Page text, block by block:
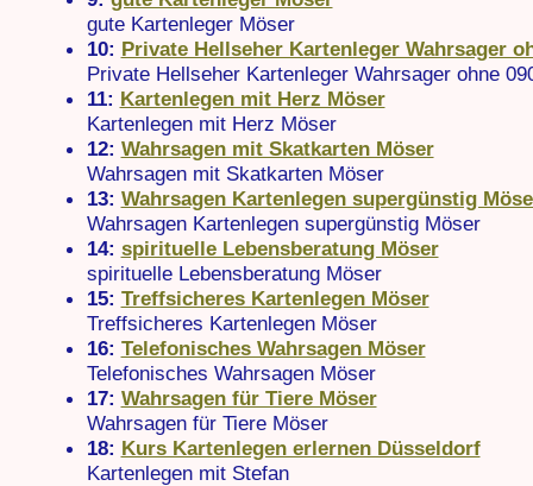
gute Kartenleger Möser
10: Private Hellseher Kartenleger Wahrsager
Private Hellseher Kartenleger Wahrsager ohne
11: Kartenlegen mit Herz Möser
Kartenlegen mit Herz Möser
12: Wahrsagen mit Skatkarten Möser
Wahrsagen mit Skatkarten Möser
13: Wahrsagen Kartenlegen supergünstig
Wahrsagen Kartenlegen supergünstig Möser
14: spirituelle Lebensberatung Möser
spirituelle Lebensberatung Möser
15: Treffsicheres Kartenlegen Möser
Treffsicheres Kartenlegen Möser
16: Telefonisches Wahrsagen Möser
Telefonisches Wahrsagen Möser
17: Wahrsagen für Tiere Möser
Wahrsagen für Tiere Möser
18: Kurs Kartenlegen erlernen Düsseldorf
Kartenlegen mit Stefan